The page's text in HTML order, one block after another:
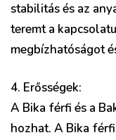
stabilitás és az
teremt a
megbízhatóságot
4. Erősségek:
A Bika férfi és a
hozhat. A Bika